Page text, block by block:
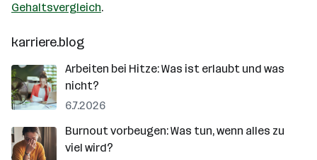
Gehaltsvergleich.
karriere.blog
Arbeiten bei Hitze: Was ist erlaubt und was
nicht?
6.7.2026
Burnout vorbeugen: Was tun, wenn alles zu
viel wird?